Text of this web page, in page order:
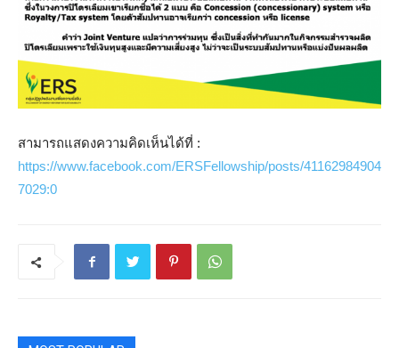
สามารถแสดงความคิดเห็นได้ที่ :
https://www.facebook.com/ERSFellowship/posts/41162984904
7029:0